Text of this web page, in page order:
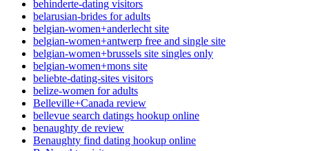
behinderte-dating visitors
belarusian-brides for adults
belgian-women+anderlecht site
belgian-women+antwerp free and single site
belgian-women+brussels site singles only
belgian-women+mons site
beliebte-dating-sites visitors
belize-women for adults
Belleville+Canada review
bellevue search datings hookup online
benaughty de review
Benaughty find dating hookup online